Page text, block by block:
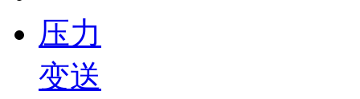
压力
变送